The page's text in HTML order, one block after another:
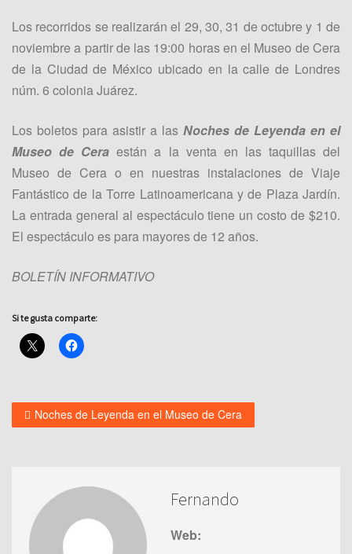
Los recorridos se realizarán el 29, 30, 31 de octubre y 1 de
noviembre a partir de las 19:00 horas en el Museo de Cera
de la Ciudad de México ubicado en la calle de Londres
núm. 6 colonia Juárez.
Los boletos para asistir a las Noches de Leyenda en el
Museo de Cera están a la venta en las taquillas del
Museo de Cera o en nuestras instalaciones de Viaje
Fantástico de la Torre Latinoamericana y de Plaza Jardín.
La entrada general al espectáculo tiene un costo de $210.
El espectáculo es para mayores de 12 años.
BOLETÍN INFORMATIVO
Si te gusta comparte:
Noches de Leyenda en el Museo de Cera
Fernando
Web: